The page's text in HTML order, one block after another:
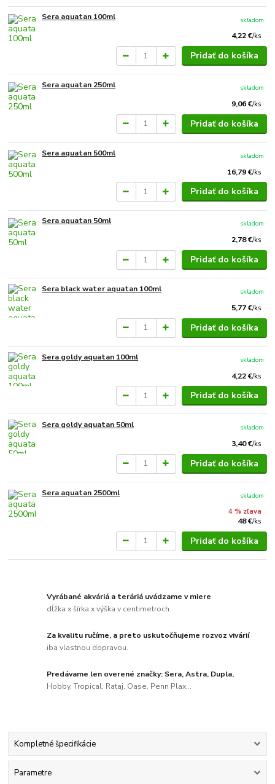
Sera aquatan 100ml
4,22 €/ks
skladom
Pridať do košíka
Sera aquatan 250ml
9,06 €/ks
skladom
Pridať do košíka
Sera aquatan 500ml
16,79 €/ks
skladom
Pridať do košíka
Sera aquatan 50ml
2,78 €/ks
skladom
Pridať do košíka
Sera black water aquatan 100ml
5,77 €/ks
skladom
Pridať do košíka
Sera goldy aquatan 100ml
4,22 €/ks
skladom
Pridať do košíka
Sera goldy aquatan 50ml
3,40 €/ks
skladom
Pridať do košíka
Sera aquatan 2500ml
4 % zľava
48 €/ks
skladom
Pridať do košíka
Vyrábané akváriá a teráriá uvádzame v miere
dĺžka x šírka x výška v centimetroch.
Za kvalitu ručíme, a preto uskutočňujeme rozvoz vivárií
iba vlastnou dopravou.
Predávame len overené značky: Sera, Astra, Dupla,
Hobby, Tropical, Rataj, Oase, Penn Plax...
Kompletné špecifikácie
Parametre